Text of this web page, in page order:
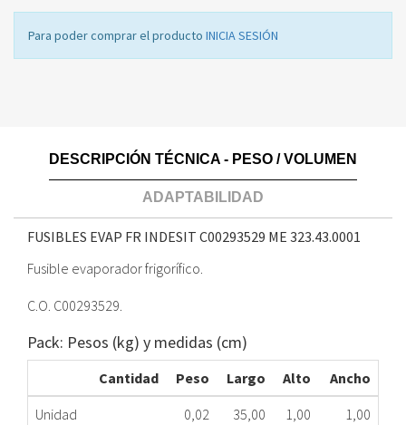
Para poder comprar el producto INICIA SESIÓN
DESCRIPCIÓN TÉCNICA - PESO / VOLUMEN
ADAPTABILIDAD
FUSIBLES EVAP FR INDESIT C00293529 ME 323.43.0001
Fusible evaporador frigorífico.
C.O. C00293529.
Pack: Pesos (kg) y medidas (cm)
Cantidad Peso Largo Alto
Ancho
Unidad
0,02 35,00 1,00
1,00